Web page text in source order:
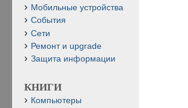
Мобильные устройства
События
Сети
Ремонт и upgrade
Защита информации
КНИГИ
Компьютеры